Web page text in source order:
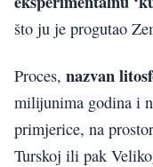
što ju je progutao
Proces, nazvan
milijunima godina i
primjerice, na
Turskoj ili pak